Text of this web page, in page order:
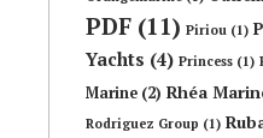
PDF (11) Piriou (1)
Yachts (4) Princess (1)
Marine (2) Rhéa
Rodriguez Group (1)